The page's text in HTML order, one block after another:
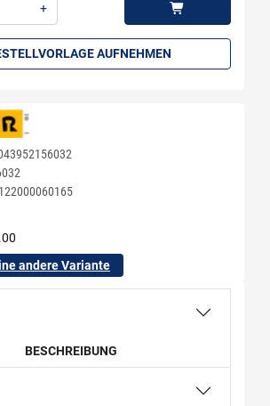
+
AUFNEHMEN
andere Variante
BESCHREIBUNG